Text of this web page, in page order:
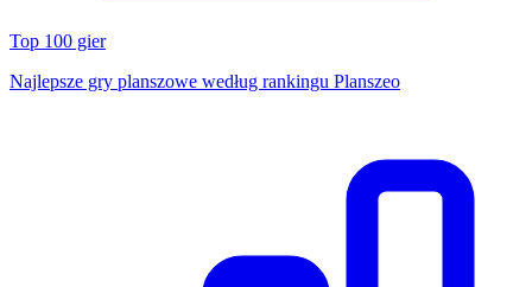
Top 100 gier
Najlepsze gry planszowe według rankingu Planszeo